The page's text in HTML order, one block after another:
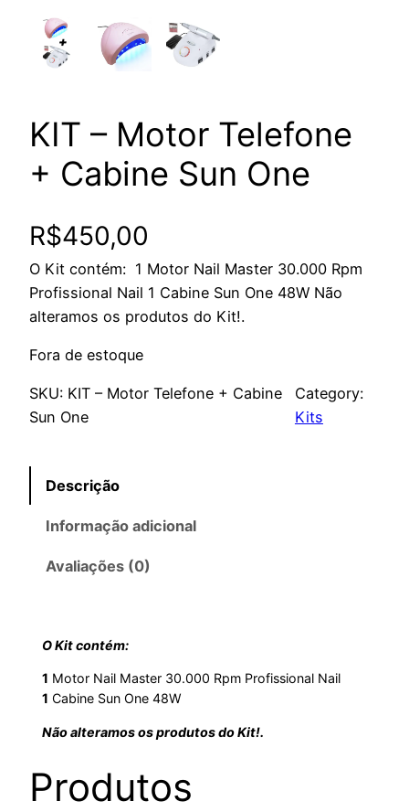
KIT – Motor Telefone
+ Cabine Sun One
R$450,00
O Kit contém: 1 Motor Nail Master 30.000 Rpm
Profissional Nail 1 Cabine Sun One 48W Não
alteramos os produtos do Kit!.
Fora de estoque
SKU: KIT – Motor Telefone + Cabine
Sun One
Category:
Kits
Descrição
Informação adicional
Avaliações (0)
O Kit contém:
1 Motor Nail Master 30.000 Rpm Profissional Nail
1 Cabine Sun One 48W
Não alteramos os produtos do Kit!.
Produtos